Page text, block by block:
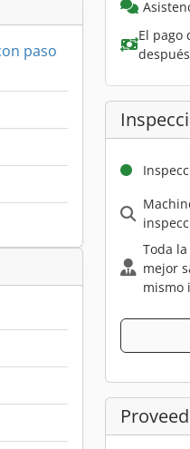
paso
El pago
Toda
mejor
mismo